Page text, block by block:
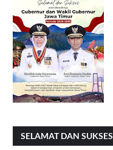
SELAMAT DAN SUKSES